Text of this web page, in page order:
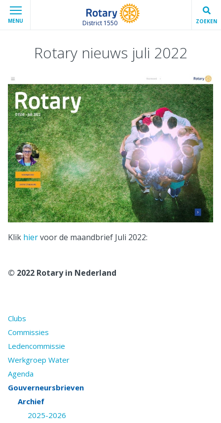
MENU District 1550 ZOEKEN
Rotary nieuws juli 2022
Klik hiervoor de maandbrief Juli 2022:
© 2022 Rotary in Nederland
Clubs
Commissies
Ledencommissie
Werkgroep Water
Agenda
Gouverneursbrieven
Archief
2025-2026